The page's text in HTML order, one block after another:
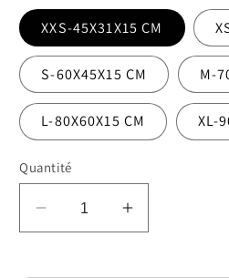
XXS-45X31X15 CM
S-60X45X15 CM M-
L-80X60X15 CM XL-
Quantité
Réduire
la
Augmenter
la